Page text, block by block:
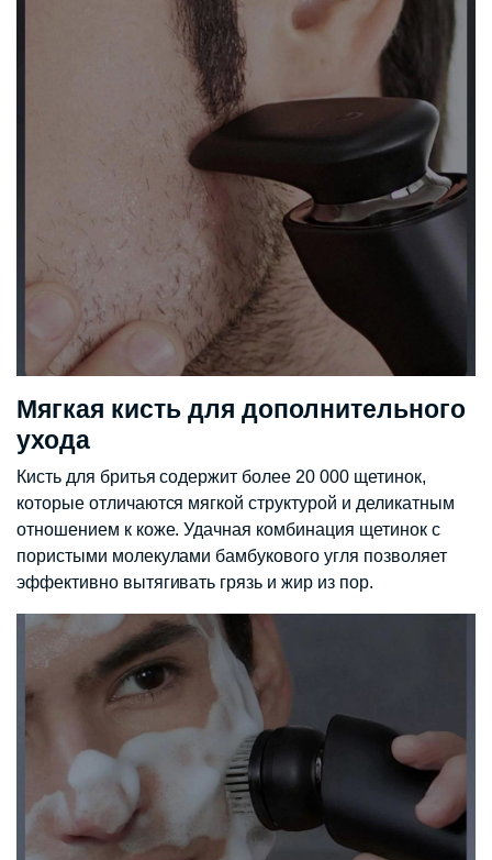
Мягкая кисть для дополнительного
ухода
Кисть для бритья содержит более 20 000 щетинок,
которые отличаются мягкой структурой и деликатным
отношением к коже. Удачная комбинация щетинок с
пористыми молекулами бамбукового угля позволяет
эффективно вытягивать грязь и жир из пор.